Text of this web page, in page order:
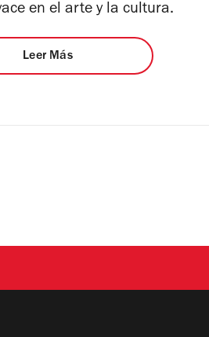
en el arte y la cultura.
Leer Más